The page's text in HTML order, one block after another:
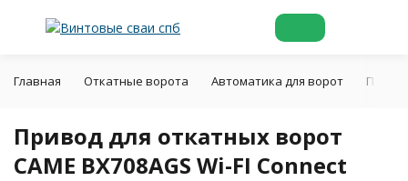
Главная Откатные ворота Автоматика для ворот
Привод для откатных ворот
CAME BX708AGS Wi-FI Connect